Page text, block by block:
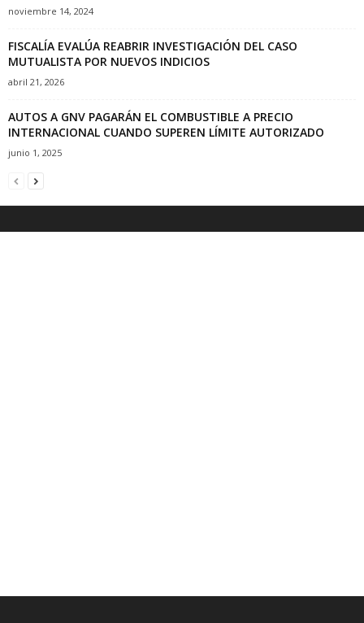
noviembre 14, 2024
FISCALÍA EVALÚA REABRIR INVESTIGACIÓN DEL CASO
MUTUALISTA POR NUEVOS INDICIOS
abril 21, 2026
AUTOS A GNV PAGARÁN EL COMBUSTIBLE A PRECIO
INTERNACIONAL CUANDO SUPEREN LÍMITE AUTORIZADO
junio 1, 2025